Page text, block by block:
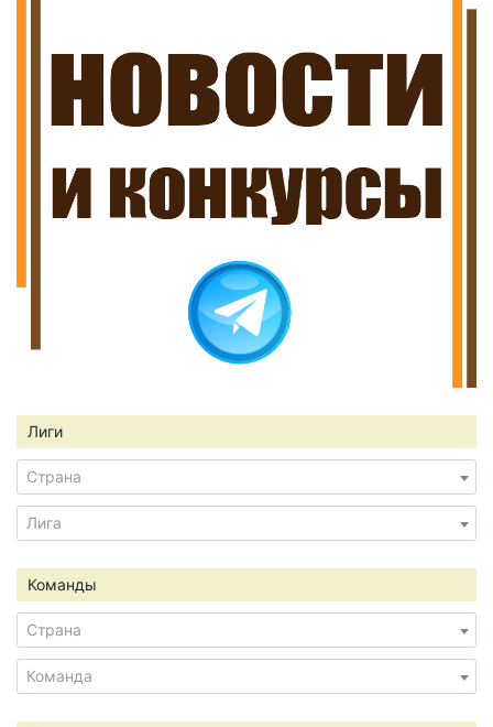
Лиги
Страна
Лига
Команды
Страна
Команда